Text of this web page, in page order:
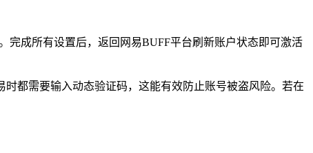
完成所有设置后，返回网易BUFF平台刷新账户状态即可激活
都需要输入动态验证码，这能有效防止账号被盗风险。若在